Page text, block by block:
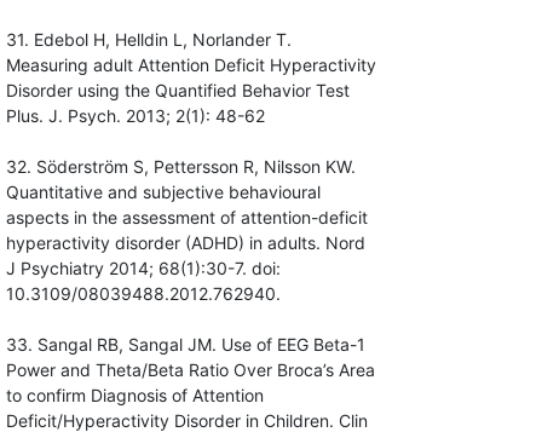
31. Edebol H, Helldin L, Norlander T.
Measuring adult Attention Deficit Hyperactivity
Disorder using the Quantified Behavior Test
Plus. J. Psych. 2013; 2(1): 48-62
32. Söderström S, Pettersson R, Nilsson KW.
Quantitative and subjective behavioural
aspects in the assessment of attention-deficit
hyperactivity disorder (ADHD) in adults. Nord
J Psychiatry 2014; 68(1):30-7. doi:
10.3109/08039488.2012.762940.
33. Sangal RB, Sangal JM. Use of EEG Beta-1
Power and Theta/Beta Ratio Over Broca’s Area
to confirm Diagnosis of Attention
Deficit/Hyperactivity Disorder in Children. Clin